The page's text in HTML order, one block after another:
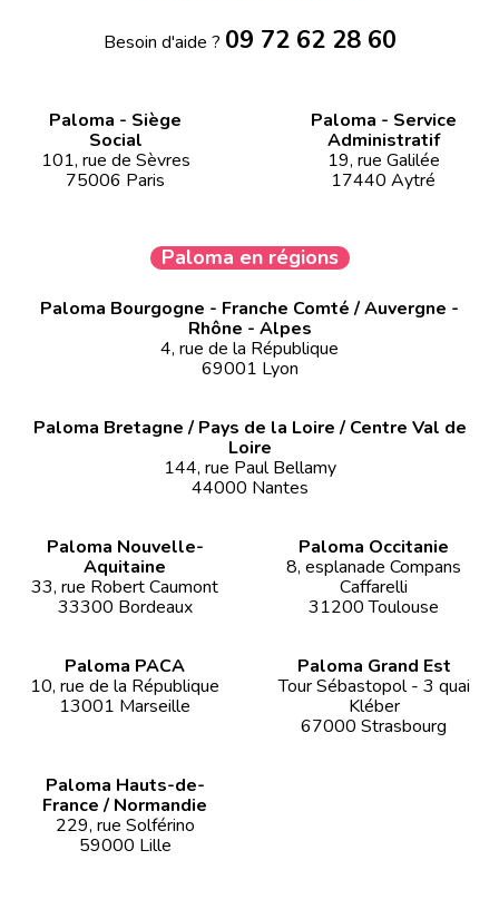
Besoin d'aide ? 09 72 62 28 60
Paloma - Siège
Social
101, rue de Sèvres
75006 Paris
Paloma - Service
Administratif
19, rue Galilée
17440 Aytré
Paloma en régions
Paloma Bourgogne - Franche Comté / Auvergne -
Rhône - Alpes
4, rue de la République
69001 Lyon
Paloma Bretagne / Pays de la Loire / Centre Val de
Loire
144, rue Paul Bellamy
44000 Nantes
Paloma Nouvelle-
Aquitaine
33, rue Robert Caumont
33300 Bordeaux
Paloma Occitanie
8, esplanade Compans
Caffarelli
31200 Toulouse
Paloma PACA
10, rue de la République
13001 Marseille
Paloma Grand Est
Tour Sébastopol - 3 quai
Kléber
67000 Strasbourg
Paloma Hauts-de-
France / Normandie
229, rue Solférino
59000 Lille